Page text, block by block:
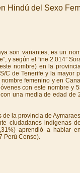
Hindú del Sexo
son variantes, es un
y según el “ine 2.014”
nombre) en la
C de Tenerife y la mayor
femenino y en
con este nombre y
una media de edad de
la provincia de
ciudadanos indígenas
aprendió a hablar
Perú Censo).